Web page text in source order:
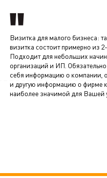
Визитка для малого бизнеса:
визитка состоит примерно из 2-
Подходит для небольших
организаций и ИП.
себя информацию о компании,
и другую информацию о фирме
наиболее значимой для Вашей